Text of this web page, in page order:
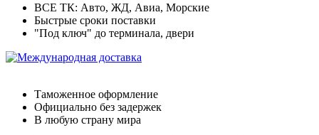
ВСЕ ТК: Авто, ЖД, Авиа, Морские
Быстрые сроки поставки
"Под ключ" до терминала, двери
Таможенное оформление
Официально без задержек
В любую страну мира